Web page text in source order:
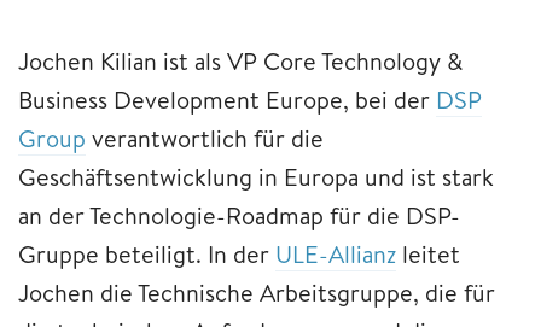
Jochen Kilian ist als VP Core Technology &
Business Development Europe, bei der DSP
Group verantwortlich für die
Geschäftsentwicklung in Europa und ist stark
an der Technologie-Roadmap für die DSP-
Gruppe beteiligt. In der ULE-Allianz leitet
Jochen die Technische Arbeitsgruppe, die für